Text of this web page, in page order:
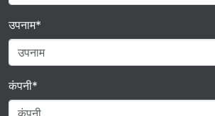
उपनाम*
कंपनी*